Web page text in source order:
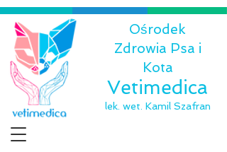
Ośrodek
Zdrowia Psa i
Kota
Vetimedica
lek. wet. Kamil Szafran